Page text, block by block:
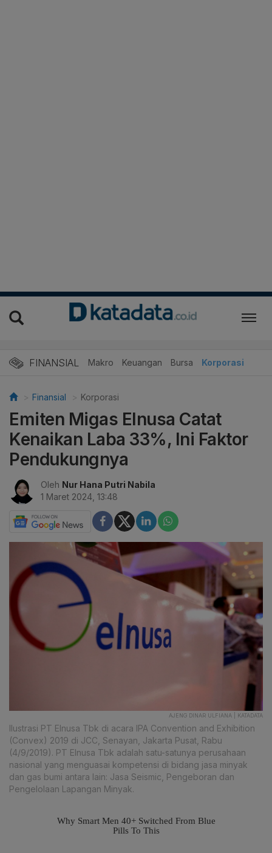
FINANSIAL Makro Keuangan Bursa Korporasi
Finansial Korporasi
Emiten Migas Elnusa Catat
Kenaikan Laba 33%, Ini Faktor
Pendukungnya
Oleh Nur Hana Putri Nabila
1 Maret 2024, 13:48
AJENG DINAR ULFIANA | KATADATA
Ilustrasi PT Elnusa Tbk di acara IPA Convention and Exhibition
(Convex) 2019 di JCC, Senayan, Jakarta Pusat, Rabu
(4/9/2019). PT Elnusa Tbk adalah satu-satunya perusahaan
nasional yang menguasai kompetensi di bidang jasa minyak
dan gas bumi antara lain: Jasa Seismic, Pengeboran dan
Pengelolaan Lapangan Minyak.